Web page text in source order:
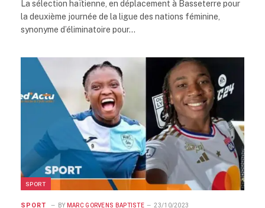
La sélection haïtienne, en déplacement à Basseterre pour
la deuxième journée de la ligue des nations féminine,
synonyme d’éliminatoire pour…
SPORT
SPORT BY MARC GORVENS BAPTISTE 23/10/2023